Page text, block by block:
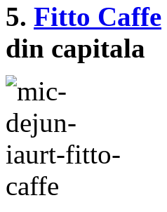
5. Fitto Caffe
din capitala